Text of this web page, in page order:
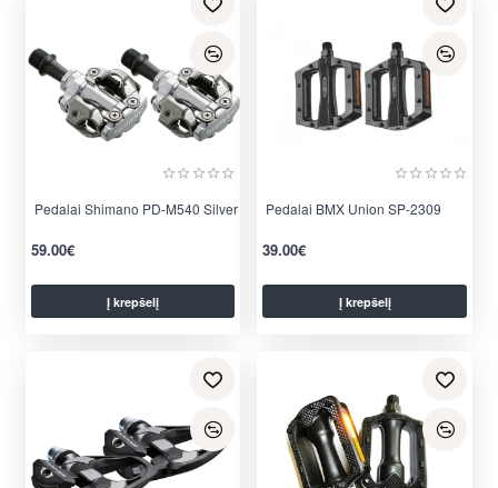
Pedalai Shimano PD-M540 Silver
59.00€
Į krepšelį
Pedalai BMX Union SP-2309
39.00€
Į krepšelį